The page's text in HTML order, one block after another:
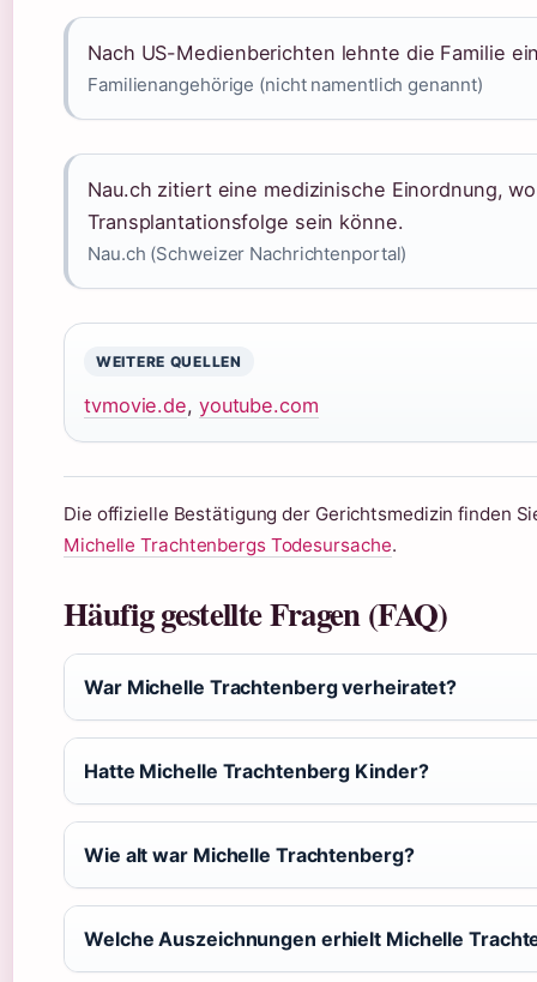
Nach US-Medienberichten lehnte die Familie
Familienangehörige (nicht namentlich genannt)
Nau.ch zitiert eine medizinische Einordnung,
Transplantationsfolge sein könne.
Nau.ch (Schweizer Nachrichtenportal)
WEITERE QUELLEN
tvmovie.de, youtube.com
Die offizielle Bestätigung der Gerichtsmedizin finden
Michelle Trachtenbergs Todesursache.
Häufig gestellte Fragen (FAQ)
War Michelle Trachtenberg verheiratet?
Hatte Michelle Trachtenberg Kinder?
Wie alt war Michelle Trachtenberg?
Welche Auszeichnungen erhielt Michelle